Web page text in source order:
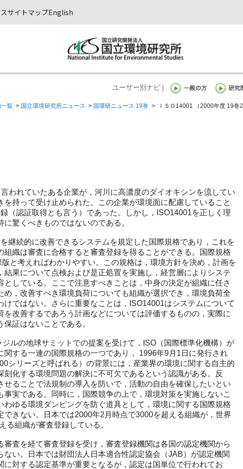
サイトマップEnglish
ユーザー別ナビ |
覧 > 国立環境研究所ニュース > 国環研ニュース 19巻 >
ＩＳＯ14001 （2000年度 19巻2
われていたある企業が，河川に高濃度のダイオキシンを流してい
を持って受け止められた。この企業が環境面に配慮していること
（認証取得とも言う）であった。しかし，ISO14001を正しく理
驚くべきものではないのである。
継続的に改善できるシステムを規定した国際規格であり，これを
組織は審査に合格すると審査登録を得ることができる。国際規格
と考えればわかりやすい。この規格は，環境方針を決め，計画を
結果について点検および是正処置を実施し，経営層によりシステ
としている。ここで注意すべきことは，中身の決定が組織に任さ
め，改善すべき環境負荷についても組織が選択でき，環境負荷全
けではない。さらに重要なことは，ISO14001はシステムについて
を改善するであろう計画などについては評価するものの，実際に
証はないことである。
ルの地球サミットでの提案を受けて，ISO（国際標準化機構）が
関する一連の国際規格の一つであり， 1996年9月1日に発行され
シリーズと呼ばれる）の背景には，産業界の環境に関する自主的
刻化する環境問題の解決に不可欠であるという認識がある。反
せることで法規制の導入を防いで，活動の自由を確保したいとい
事実である。同時に，国際競争の上で，環境対策を実施しないこ
わゆる環境ダンピングを防ぐ道具として，環境に関する国際規格
できない。日本では2000年2月時点で3000を超える組織が，世界
る組織が審査登録している。
査を経て審査登録を受け，審査登録機関は各国の認定機関から
ない。日本では財団法人日本適合性認定協会（JAB）が認定機関
に対する認定基準が重要となるが，認定は国単位で行われてお